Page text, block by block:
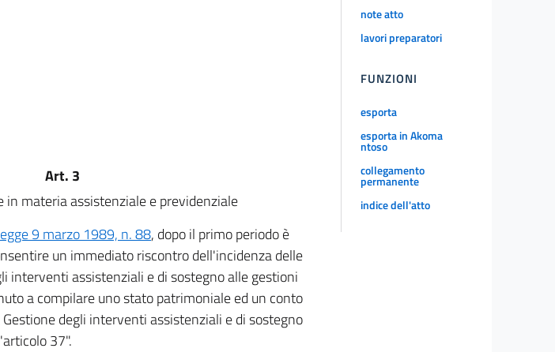
Art. 3
in materia assistenziale e previdenziale
9 marzo 1989, n. 88, dopo il primo periodo è
un immediato riscontro dell'incidenza delle
interventi assistenziali e di sostegno alle gestioni
a compilare uno stato patrimoniale ed un conto
degli interventi assistenziali e di sostegno
37".
note atto
lavori preparatori
FUNZIONI
esporta
esporta in Akoma
ntoso
collegamento
permanente
indice dell'atto